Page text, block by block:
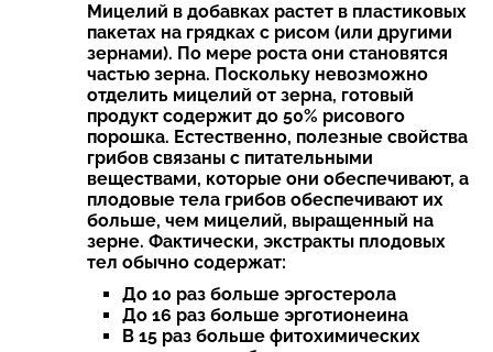
Мицелий в добавках растет в пластиковых
пакетах на грядках с рисом (или другими
зернами). По мере роста они становятся
частью зерна. Поскольку невозможно
отделить мицелий от зерна, готовый
продукт содержит до 50% рисового
порошка. Естественно, полезные свойства
грибов связаны с питательными
веществами, которые они обеспечивают, а
плодовые тела грибов обеспечивают их
больше, чем мицелий, выращенный на
зерне. Фактически, экстракты плодовых
тел обычно содержат:
До 10 раз больше эргостерола
До 16 раз больше эрготионеина
В 15 раз больше фитохимических